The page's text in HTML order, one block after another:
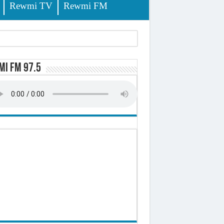
Rewmi TV Rewmi FM
FM 97.5